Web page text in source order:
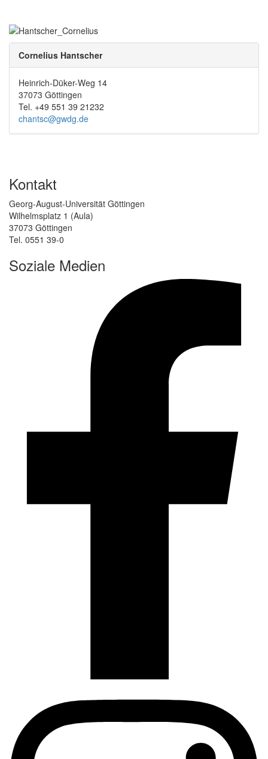
Cornelius Hantscher
Heinrich-Düker-Weg 14
37073 Göttingen
Tel. +49 551 39 21232
chantsc@gwdg.de
Kontakt
Georg-August-Universität Göttingen
Wilhelmsplatz 1 (Aula)
37073 Göttingen
Tel. 0551 39-0
Soziale Medien